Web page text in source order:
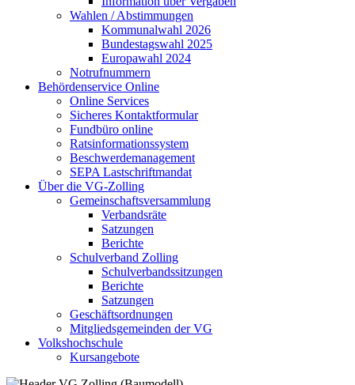
Wahlen / Abstimmungen
Kommunalwahl 2026
Bundestagswahl 2025
Europawahl 2024
Notrufnummern
Behördenservice Online
Online Services
Sicheres Kontaktformular
Fundbüro online
Ratsinformationssystem
Beschwerdemanagement
SEPA Lastschriftmandat
Über die VG-Zolling
Gemeinschaftsversammlung
Verbandsräte
Satzungen
Berichte
Schulverband Zolling
Schulverbandssitzungen
Berichte
Satzungen
Geschäftsordnungen
Mitgliedsgemeinden der VG
Volkshochschule
Kursangebote